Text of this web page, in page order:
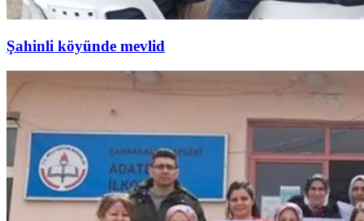
Şahinli köyünde mevlid